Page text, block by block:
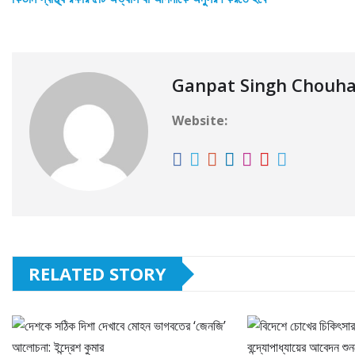
Ganpat Singh
Website:
RELATED STORY